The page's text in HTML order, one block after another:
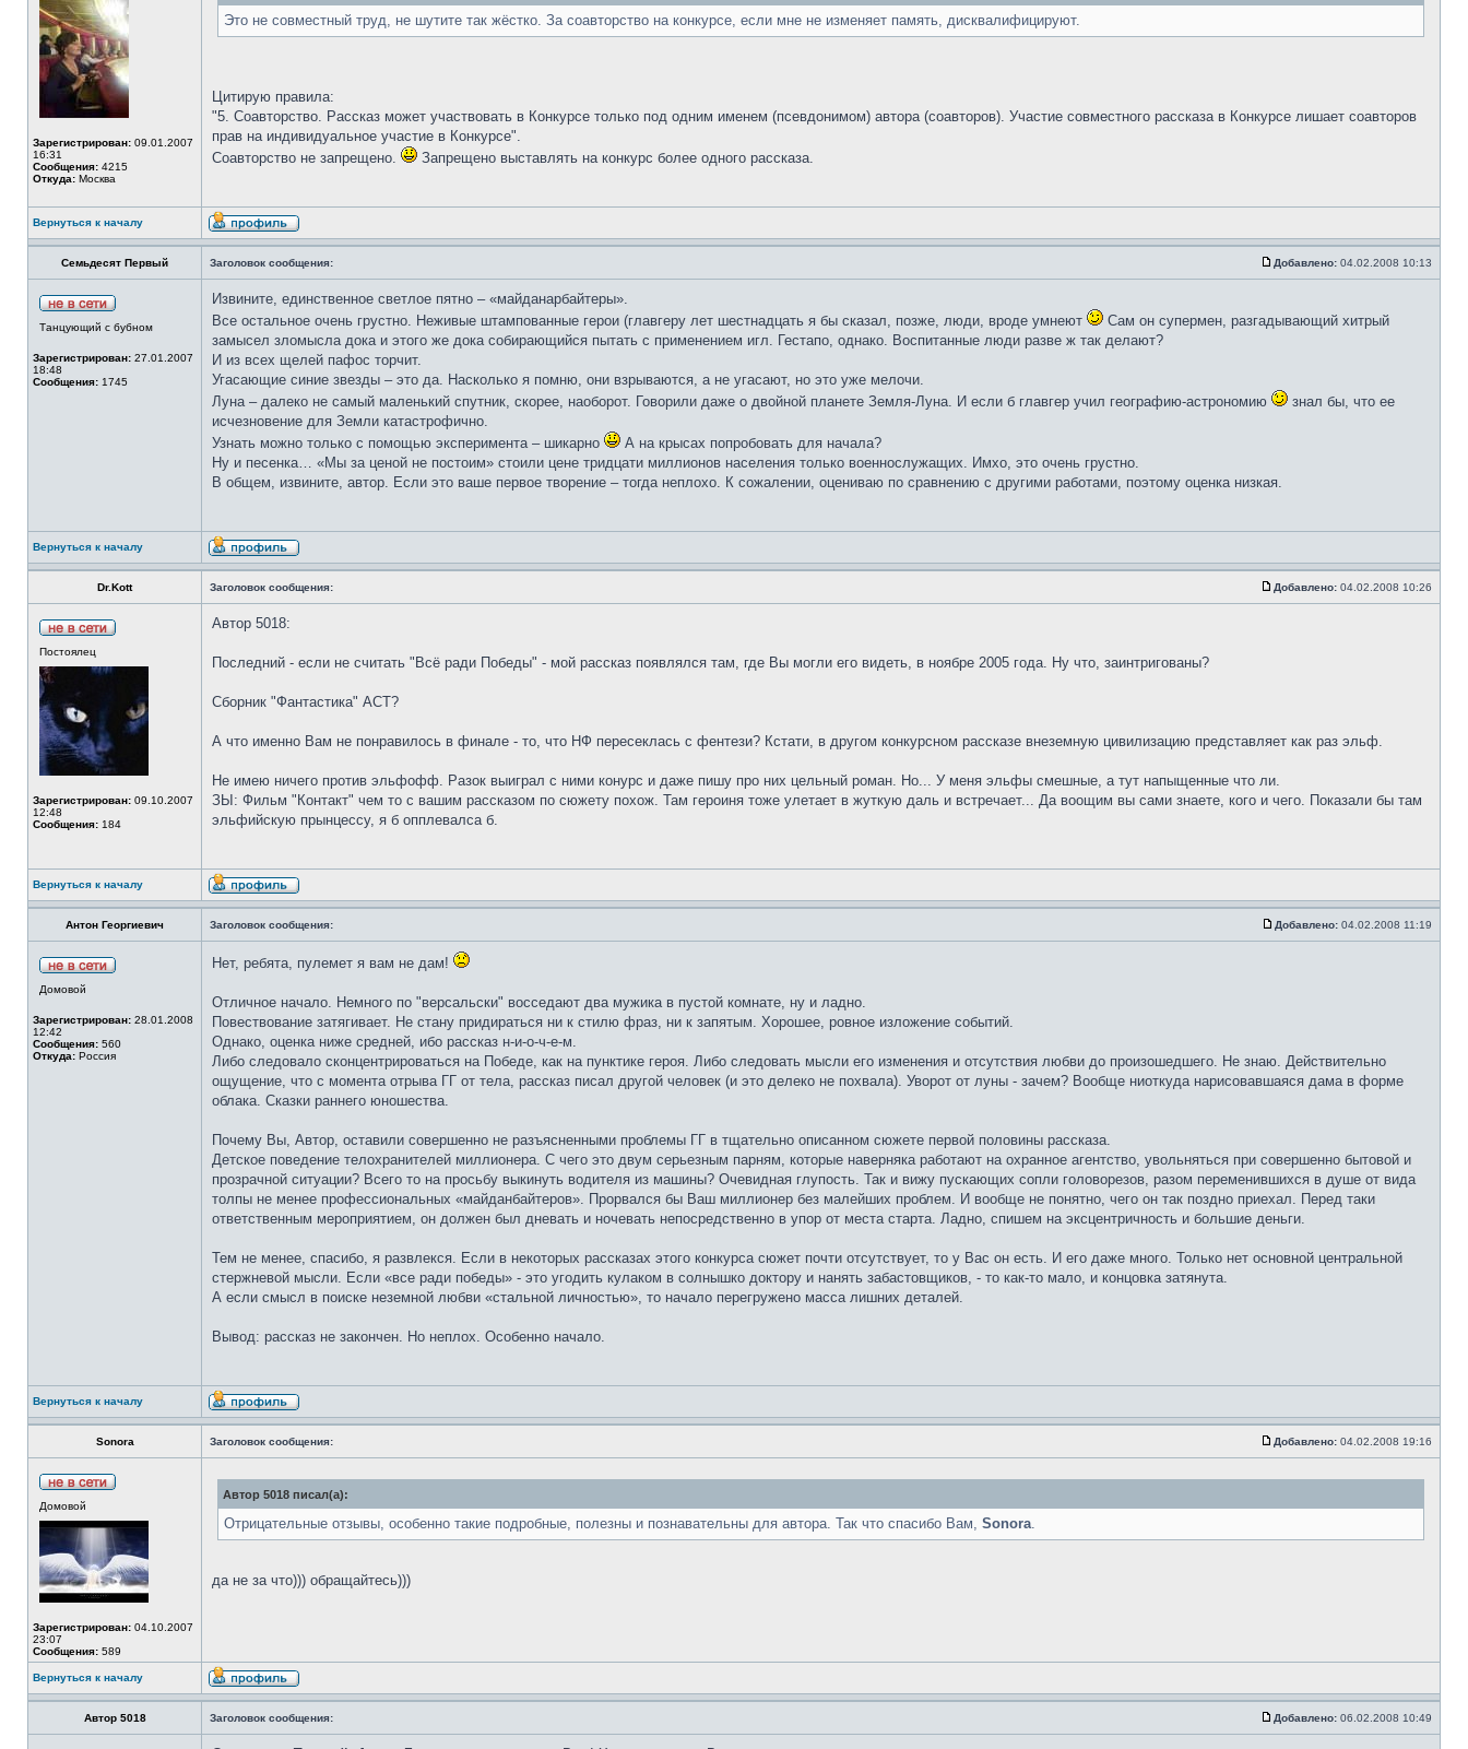
Зарегистрирован: 09.01.2007
16:31
Сообщения: 4215
Откуда: Москва
Это не совместный труд, не шутите так жёстко. За соавторство на конкурсе, если мне не изменяет память, дисквалифицируют.
Цитирую правила:
"5. Соавторство. Рассказ может участвовать в Конкурсе только под одним именем (псевдонимом) автора (соавторов). Участие совместного рассказа в Конкурсе лишает соавторов
прав на индивидуальное участие в Конкурсе".
Соавторство не запрещено.
Запрещено выставлять на конкурс более одного рассказа.
Вернуться к началу
Семьдесят Первый Заголовок сообщения: Добавлено: 04.02.2008 10:13
Танцующий с бубном
Зарегистрирован: 27.01.2007
18:48
Сообщения: 1745
Извините, единственное светлое пятно – «майданарбайтеры».
Все остальное очень грустно. Неживые штампованные герои (главгеру лет шестнадцать я бы сказал, позже, люди, вроде умнеют
Сам он супермен, разгадывающий хитрый
замысел зломысла дока и этого же дока собирающийся пытать с применением игл. Гестапо, однако. Воспитанные люди разве ж так делают?
И из всех щелей пафос торчит.
Угасающие синие звезды – это да. Насколько я помню, они взрываются, а не угасают, но это уже мелочи.
Луна – далеко не самый маленький спутник, скорее, наоборот. Говорили даже о двойной планете Земля-Луна. И если б главгер учил географию-астрономию
знал бы, что ее
исчезновение для Земли катастрофично.
Узнать можно только с помощью эксперимента – шикарно
А на крысах попробовать для начала?
Ну и песенка… «Мы за ценой не постоим» стоили цене тридцати миллионов населения только военнослужащих. Имхо, это очень грустно.
В общем, извините, автор. Если это ваше первое творение – тогда неплохо. К сожалении, оцениваю по сравнению с другими работами, поэтому оценка низкая.
Вернуться к началу
Dr.Kott Заголовок сообщения: Добавлено: 04.02.2008 10:26
Постоялец
Зарегистрирован: 09.10.2007
12:48
Сообщения: 184
Автор 5018:
Последний - если не считать "Всё ради Победы" - мой рассказ появлялся там, где Вы могли его видеть, в ноябре 2005 года. Ну что, заинтригованы?
Сборник "Фантастика" АСТ?
А что именно Вам не понравилось в финале - то, что НФ пересеклась с фентези? Кстати, в другом конкурсном рассказе внеземную цивилизацию представляет как раз эльф.
Не имею ничего против эльфофф. Разок выиграл с ними конурс и даже пишу про них цельный роман. Но... У меня эльфы смешные, а тут напыщенные что ли.
ЗЫ: Фильм "Контакт" чем то с вашим рассказом по сюжету похож. Там героиня тоже улетает в жуткую даль и встречает... Да воощим вы сами знаете, кого и чего. Показали бы там
эльфийскую прынцессу, я б опплевалса б.
Вернуться к началу
Антон Георгиевич Заголовок сообщения: Добавлено: 04.02.2008 11:19
Домовой
Зарегистрирован: 28.01.2008
12:42
Сообщения: 560
Откуда: Россия
Нет, ребята, пулемет я вам не дам!
Отличное начало. Немного по "версальски" восседают два мужика в пустой комнате, ну и ладно.
Повествование затягивает. Не стану придираться ни к стилю фраз, ни к запятым. Хорошее, ровное изложение событий.
Однако, оценка ниже средней, ибо рассказ н-и-о-ч-е-м.
Либо следовало сконцентрироваться на Победе, как на пунктике героя. Либо следовать мысли его изменения и отсутствия любви до произошедшего. Не знаю. Действительно
ощущение, что с момента отрыва ГГ от тела, рассказ писал другой человек (и это делеко не похвала). Уворот от луны - зачем? Вообще ниоткуда нарисовавшаяся дама в форме
облака. Сказки раннего юношества.
Почему Вы, Автор, оставили совершенно не разъясненными проблемы ГГ в тщательно описанном сюжете первой половины рассказа.
Детское поведение телохранителей миллионера. С чего это двум серьезным парням, которые наверняка работают на охранное агентство, увольняться при совершенно бытовой и
прозрачной ситуации? Всего то на просьбу выкинуть водителя из машины? Очевидная глупость. Так и вижу пускающих сопли головорезов, разом переменившихся в душе от вида
толпы не менее профессиональных «майданбайтеров». Прорвался бы Ваш миллионер без малейших проблем. И вообще не понятно, чего он так поздно приехал. Перед таки
ответственным мероприятием, он должен был дневать и ночевать непосредственно в упор от места старта. Ладно, спишем на эксцентричность и большие деньги.
Тем не менее, спасибо, я развлекся. Если в некоторых рассказах этого конкурса сюжет почти отсутствует, то у Вас он есть. И его даже много. Только нет основной центральной
стержневой мысли. Если «все ради победы» - это угодить кулаком в солнышко доктору и нанять забастовщиков, - то как-то мало, и концовка затянута.
А если смысл в поиске неземной любви «стальной личностью», то начало перегружено масса лишних деталей.
Вывод: рассказ не закончен. Но неплох. Особенно начало.
Вернуться к началу
Sonora Заголовок сообщения: Добавлено: 04.02.2008 19:16
Домовой
Зарегистрирован: 04.10.2007
23:07
Сообщения: 589
Автор 5018 писал(а):
Отрицательные отзывы, особенно такие подробные, полезны и познавательны для автора. Так что спасибо Вам, Sonora.
да не за что))) обращайтесь)))
Вернуться к началу
Автор 5018 Заголовок сообщения: Добавлено: 06.02.2008 10:49